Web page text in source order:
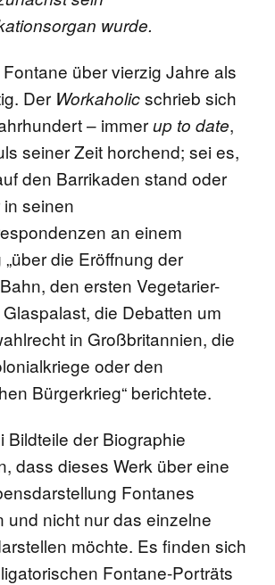
wurde.
über vierzig Jahre als
Der Workaholicschrieb sich
– immerup to date,
seiner Zeit horchend; sei es,
den Barrikaden stand oder
seinen
an einem
die Eröffnung der
den ersten Vegetarier-
die Debatten um
in Großbritannien, die
oder den
Bürgerkrieg“ berichtete.
Bildteile der Biographie
dass dieses Werk über eine
Fontanes
und nicht nur das einzelne
möchte. Es finden sich
Fontane-Porträts